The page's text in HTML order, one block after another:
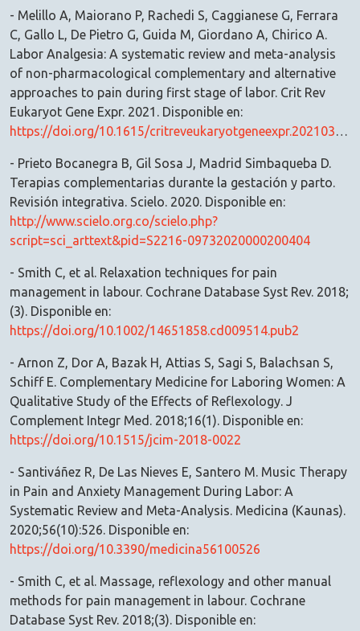
- Melillo A, Maiorano P, Rachedi S, Caggianese G, Ferrara
C, Gallo L, De Pietro G, Guida M, Giordano A, Chirico A.
Labor Analgesia: A systematic review and meta-analysis
of non-pharmacological complementary and alternative
approaches to pain during first stage of labor. Crit Rev
Eukaryot Gene Expr. 2021. Disponible en:
https://doi.org/10.1615/critreveukaryotgeneexpr.2021039986
- Prieto Bocanegra B, Gil Sosa J, Madrid Simbaqueba D.
Terapias complementarias durante la gestación y parto.
Revisión integrativa. Scielo. 2020. Disponible en:
http://www.scielo.org.co/scielo.php?
script=sci_arttext&pid=S2216-09732020000200404
- Smith C, et al. Relaxation techniques for pain
management in labour. Cochrane Database Syst Rev. 2018;
(3). Disponible en:
https://doi.org/10.1002/14651858.cd009514.pub2
- Arnon Z, Dor A, Bazak H, Attias S, Sagi S, Balachsan S,
Schiff E. Complementary Medicine for Laboring Women: A
Qualitative Study of the Effects of Reflexology. J
Complement Integr Med. 2018;16(1). Disponible en:
https://doi.org/10.1515/jcim-2018-0022
- Santiváñez R, De Las Nieves E, Santero M. Music Therapy
in Pain and Anxiety Management During Labor: A
Systematic Review and Meta-Analysis. Medicina (Kaunas).
2020;56(10):526. Disponible en:
https://doi.org/10.3390/medicina56100526
- Smith C, et al. Massage, reflexology and other manual
methods for pain management in labour. Cochrane
Database Syst Rev. 2018;(3). Disponible en: